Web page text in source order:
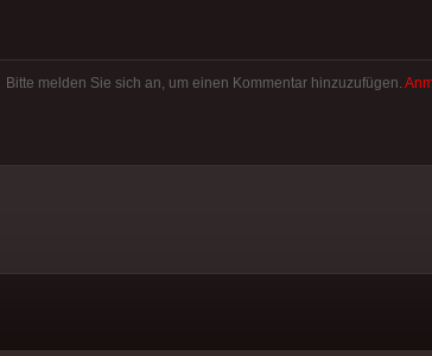
Bitte melden Sie sich an, um einen Kommentar hinzuzufügen.